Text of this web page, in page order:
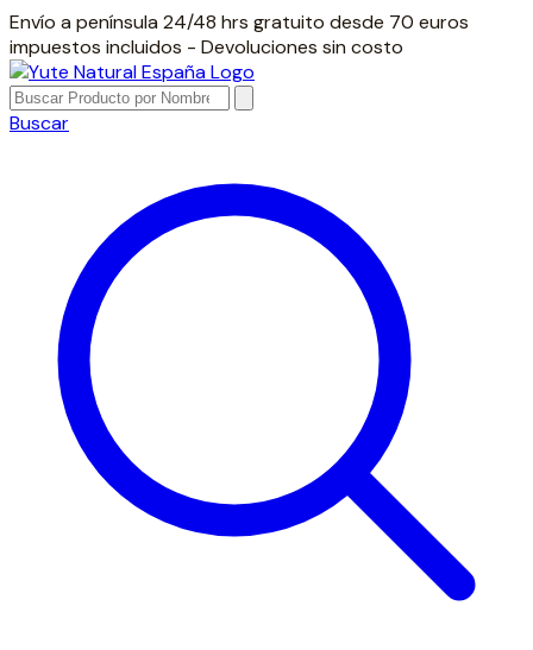
Envío a península 24/48 hrs gratuito desde 70 euros
impuestos incluidos - Devoluciones sin costo
Buscar